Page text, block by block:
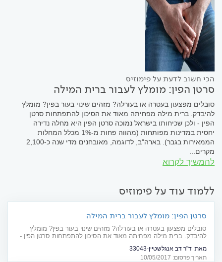
הכי חשוב לדעת על פימוזיס
סרטן הפין: מומלץ לעבור ברית המילה
סובלים מפצעון בעטרה או בעורלה? מזהים שינוי בעור בפין? מומלץ
להיבדק. ברית מילה מפחיתה מאוד את הסיכון להתפתחות סרטן
הפין - ולכן שכיחותו בישראל נמוכה סרטן הפין היא מחלה נדירה
יחסית במדינות מפותחות (מהווה פחות מ-1% מכלל המחלות
הממאירות בגבר). בארה"ב, לדוגמה, מאובחנים מדי שנה כ-2,100
מקרים...
להמשיך לקרוא
ללמוד עוד על פימוזיס
סרטן הפין: מומלץ לעבור ברית המילה
סובלים מפצעון בעטרה או בעורלה? מזהים שינוי בעור בפין? מומלץ
להיבדק. ברית מילה מפחיתה מאוד את הסיכון להתפתחות סרטן הפין -
מאת: ד"ר דב אנגלשטיין-33043
תאריך פרסום: 10/05/2017